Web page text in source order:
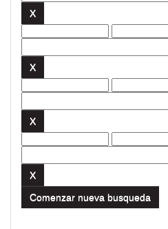
Comenzar nueva busqueda